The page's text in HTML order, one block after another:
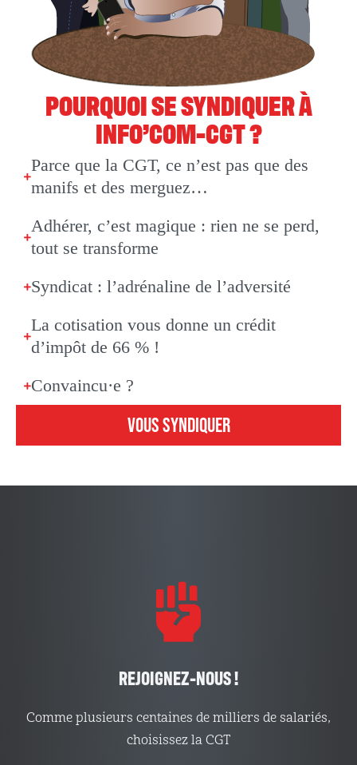
POURQUOI SE SYNDIQUER À
INFO’COM-CGT ?
Parce que la CGT, ce n’est pas que des
manifs et des merguez…
Adhérer, c’est magique : rien ne se perd,
tout se transforme
Syndicat : l’adrénaline de l’adversité
La cotisation vous donne un crédit
d’impôt de 66 % !
Convaincu·e ?
VOUS SYNDIQUER
REJOIGNEZ-NOUS !
Comme plusieurs centaines de milliers de salariés,
choisissez la CGT